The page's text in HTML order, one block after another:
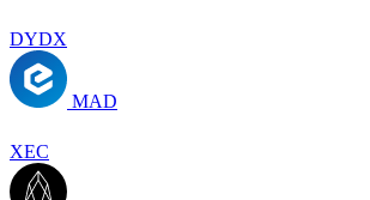
DYDX
MAD
XEC